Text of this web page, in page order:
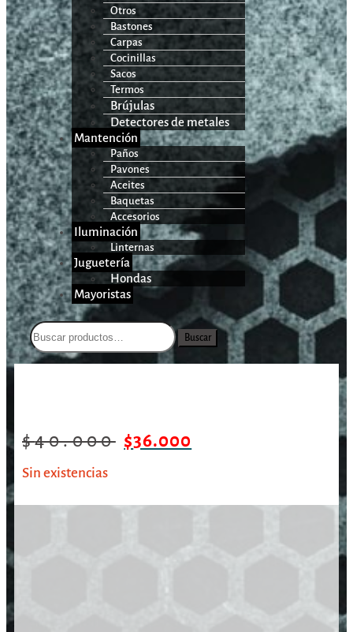
Otros
Bastones
Carpas
Cocinillas
Sacos
Termos
Brújulas
Detectores de metales
Mantención
Paños
Pavones
Aceites
Baquetas
Accesorios
Iluminación
Linternas
Juguetería
Hondas
Mayoristas
Buscar
$40.000 $36.000
Sin existencias